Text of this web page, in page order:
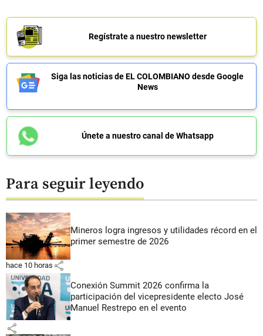
Regístrate a nuestro newsletter
Siga las noticias de EL COLOMBIANO desde Google
News
Únete a nuestro canal de Whatsapp
Para seguir leyendo
Mineros logra ingresos y utilidades récord en el
primer semestre de 2026
hace 10 horas share
Conexión Summit 2026 confirma la
participación del vicepresidente electo José
Manuel Restrepo en el evento
share